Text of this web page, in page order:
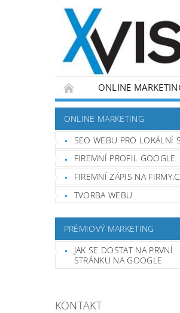
ONLINE
ONLINE MARKETING
SEO WEBU PRO LOKÁLNÍ
FIREMNÍ PROFIL GOOGLE
FIREMNÍ ZÁPIS NA
TVORBA WEBU
PRÉMIOVÝ MARKETING
JAK SE DOSTAT NA PRVNÍ
STRÁNKU NA GOOGLE
KONTAKT